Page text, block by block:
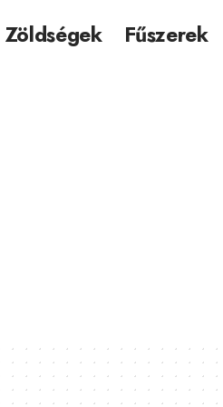
Zöldségek Fűszerek